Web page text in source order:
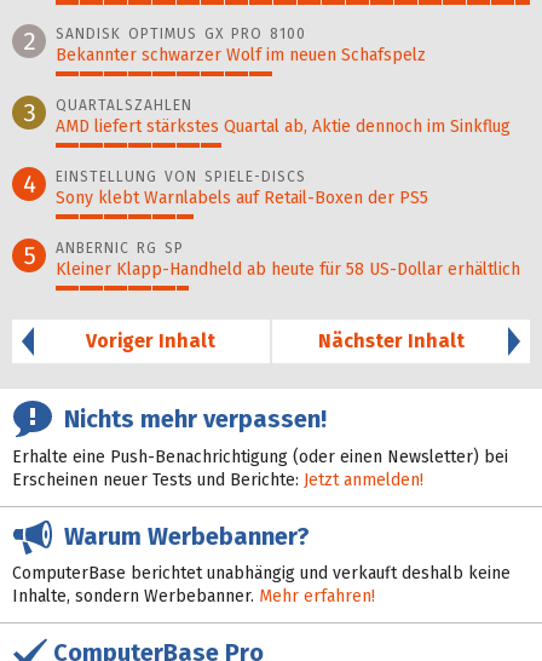
2 SANDISK OPTIMUS GX PRO 8100
Bekannter schwarzer Wolf im neuen Schafspelz
3 QUARTALSZAHLEN
AMD liefert stärkstes Quartal ab, Aktie dennoch im Sinkflug
4 EINSTELLUNG VON SPIELE-DISCS
Sony klebt Warnlabels auf Retail-Boxen der PS5
5 ANBERNIC RG SP
Kleiner Klapp-Hand­held ab heute für 58 US-Dollar er­hält­lich
Voriger Inhalt
Nächster Inhalt
Nichts mehr verpassen!
Erhalte eine Push-Benachrichtigung (oder einen Newsletter) bei
Erscheinen neuer Tests und Berichte: Jetzt anmelden!
Warum Werbebanner?
ComputerBase berichtet unabhängig und verkauft deshalb keine
Inhalte, sondern Werbebanner. Mehr erfahren!
ComputerBase Pro